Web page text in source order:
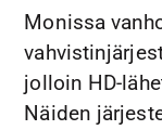
Monissa
jolloin HD-
Näiden